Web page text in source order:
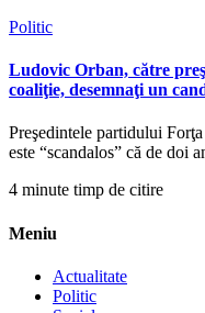
Politic
Ludovic Orban, către
coaliţie, desemnaţi un
Preşedintele partidului
este “scandalos” că de doi
4 minute timp de citire
Meniu
Actualitate
Politic